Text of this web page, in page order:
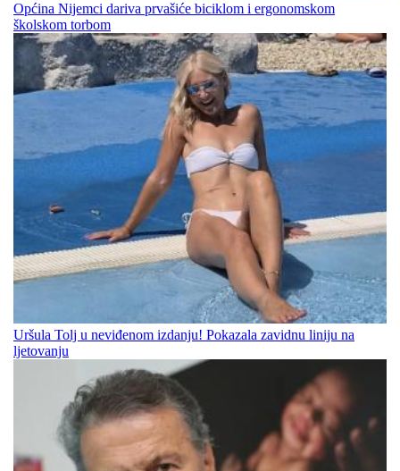
Općina Nijemci dariva prvašiće biciklom i ergonomskom
školskom torbom
Uršula Tolj u neviđenom izdanju! Pokazala zavidnu liniju na
ljetovanju